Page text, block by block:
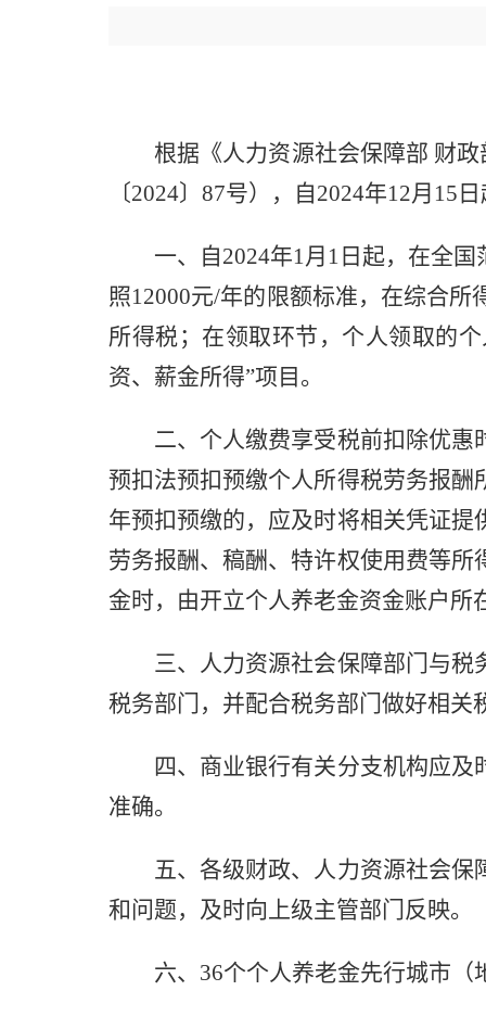
根据《人力资源社会保障部 财政
〔2024〕87号），自2024年12月
一、自2024年1月1日起，在全国
照12000元/年的限额标准，在综合
所得税；在领取环节，个人领取的
资、薪金所得”项目。
二、个人缴费享受税前扣除优惠时
预扣法预扣预缴个人所得税劳务报
年预扣预缴的，应及时将相关凭证
劳务报酬、稿酬、特许权使用费等
金时，由开立个人养老金资金账户
三、人力资源社会保障部门与税务
税务部门，并配合税务部门做好相关
四、商业银行有关分支机构应及时
准确。
五、各级财政、人力资源社会保障
和问题，及时向上级主管部门反映。
六、36个个人养老金先行城市（